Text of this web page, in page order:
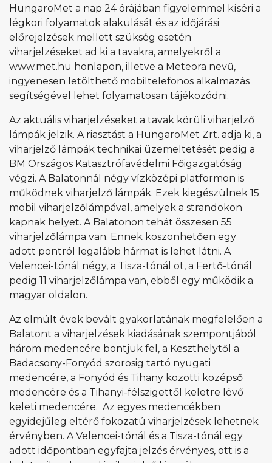
HungaroMet a nap 24 órájában figyelemmel kíséri a
légköri folyamatok alakulását és az időjárási
előrejelzések mellett szükség esetén
viharjelzéseket ad ki a tavakra, amelyekről a
www.met.hu honlapon, illetve a Meteora nevű,
ingyenesen letölthető mobiltelefonos alkalmazás
segítségével lehet folyamatosan tájékozódni.
Az aktuális viharjelzéseket a tavak körüli viharjelző
lámpák jelzik. A riasztást a HungaroMet Zrt. adja ki, a
viharjelző lámpák technikai üzemeltetését pedig a
BM Országos Katasztrófavédelmi Főigazgatóság
végzi. A Balatonnál négy vízközépi platformon is
működnek viharjelző lámpák. Ezek kiegészülnek 15
mobil viharjelzőlámpával, amelyek a strandokon
kapnak helyet. A Balatonon tehát összesen 55
viharjelzőlámpa van. Ennek köszönhetően egy
adott pontról legalább hármat is lehet látni. A
Velencei-tónál négy, a Tisza-tónál öt, a Fertő-tónál
pedig 11 viharjelzőlámpa van, ebből egy működik a
magyar oldalon.
Az elmúlt évek bevált gyakorlatának megfelelően a
Balatont a viharjelzések kiadásának szempontjából
három medencére bontjuk fel, a Keszthelytől a
Badacsony-Fonyód szorosig tartó nyugati
medencére, a Fonyód és Tihany közötti középső
medencére és a Tihanyi-félszigettől keletre lévő
keleti medencére. Az egyes medencékben
egyidejűleg eltérő fokozatú viharjelzések lehetnek
érvényben. A Velencei-tónál és a Tisza-tónál egy
adott időpontban egyfajta jelzés érvényes, ott is a